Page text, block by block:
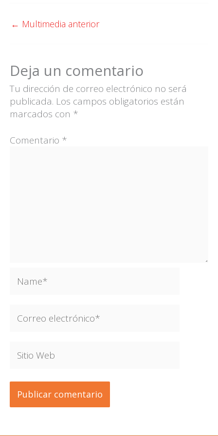
← Multimedia anterior
Deja un comentario
Tu dirección de correo electrónico no será
publicada. Los campos obligatorios están
marcados con *
Comentario *
electrónico*
Web